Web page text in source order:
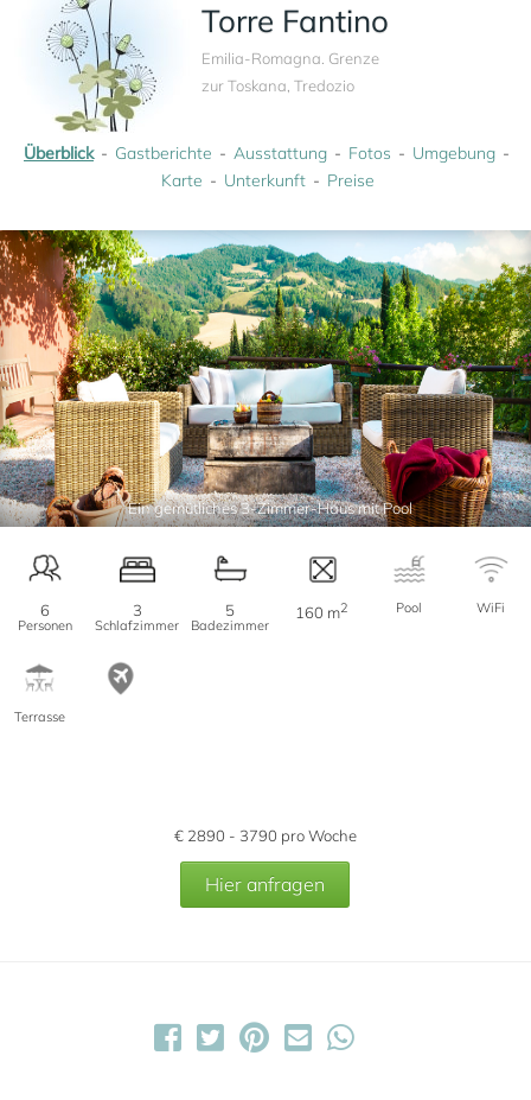
Torre Fantino
Emilia-Romagna. Grenze
zur Toskana, Tredozio
Überblick Gastberichte Ausstattung Fotos
Umgebung
Karte
Unterkunft Preise
Ein gemütliches 3-Zimmer-Haus mit Pool
6
Personen
3
Schlafzimmer
5
Badezimmer
160 m2 Pool WiFi
Terrasse
€ 2890 - 3790 pro Woche
Hier anfragen